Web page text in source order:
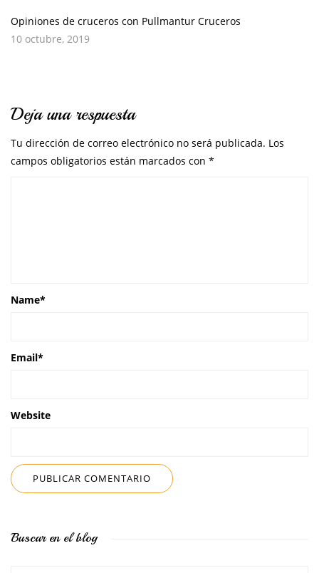
Opiniones de cruceros con Pullmantur Cruceros
10 octubre, 2019
Deja una respuesta
Tu dirección de correo electrónico no será publicada. Los
campos obligatorios están marcados con *
Name*
Email*
Website
Buscar en el blog